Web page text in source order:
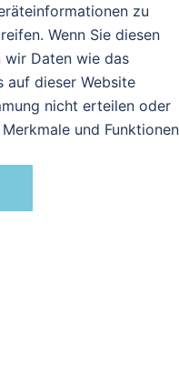
zu
Wenn Sie diesen
wir Daten wie das
auf dieser Website
nicht erteilen oder
und Funktionen